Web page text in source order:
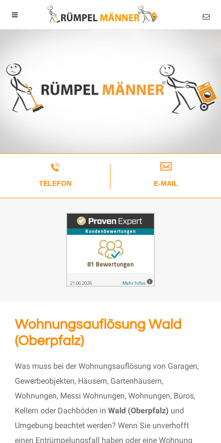
TELEFON E-MAIL
Wohnungsauflösung Wald
(Oberpfalz)
Was muss bei der Wohnungsauflösung von Garagen,
Gewerbeobjekten, Häusern, Gartenhäusern,
Wohnungen, Messi Wohnungen, Wohnungen, Büros,
Kellern oder Dachböden in Wald (Oberpfalz) und
Umgebung beachtet werden? Wenn Sie unverhofft
einen Entrümpelungsfall haben oder eine Wohnung